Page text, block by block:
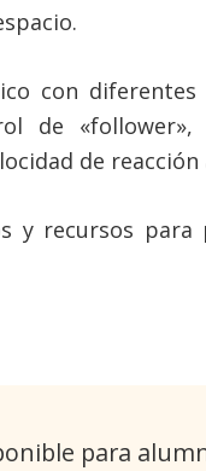
con
de
de
y recursos
para